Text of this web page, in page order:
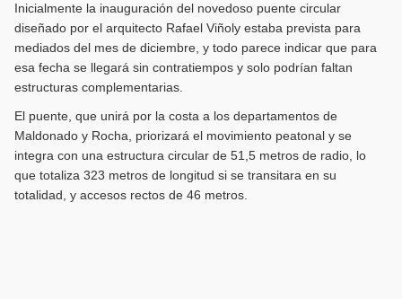
Inicialmente la inauguración del novedoso puente circular
diseñado por el arquitecto Rafael Viñoly estaba prevista para
mediados del mes de diciembre, y todo parece indicar que para
esa fecha se llegará sin contratiempos y solo podrían faltan
estructuras complementarias.
El puente, que unirá por la costa a los departamentos de
Maldonado y Rocha, priorizará el movimiento peatonal y se
integra con una estructura circular de 51,5 metros de radio, lo
que totaliza 323 metros de longitud si se transitara en su
totalidad, y accesos rectos de 46 metros.